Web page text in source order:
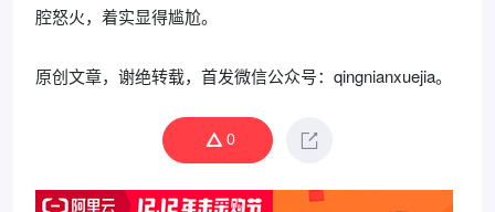
腔怒火，着实显得尴尬。
原创文章，谢绝转载，首发微信公众号：qingnianxuejia。
0